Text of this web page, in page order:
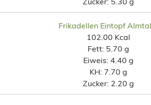
Frikadellen Eintopf
102.00 Kcal
Fett: 5.70 g
Eiweis: 4.40 g
KH: 7.70 g
Zucker: 2.20 g